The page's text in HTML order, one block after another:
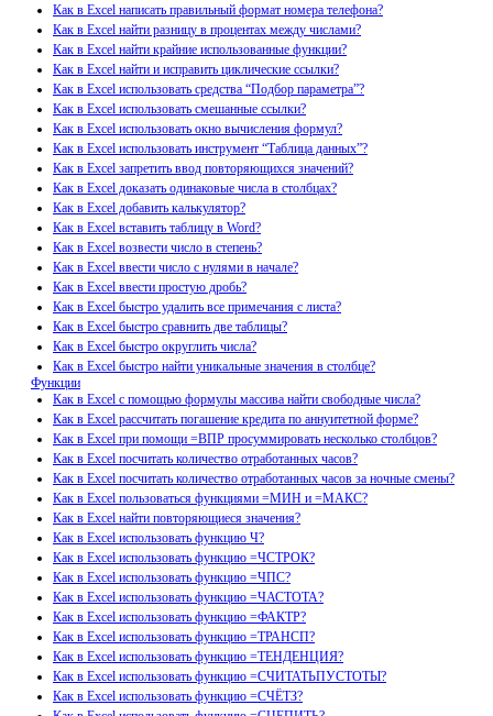
Как в Excel написать правильный формат номера телефона?
Как в Excel найти разницу в процентах между числами?
Как в Excel найти крайние использованные функции?
Как в Excel найти и исправить циклические ссылки?
Как в Excel использовать средства “Подбор параметра”?
Как в Excel использовать смешанные ссылки?
Как в Excel использовать окно вычисления формул?
Как в Excel использовать инструмент “Таблица данных”?
Как в Excel запретить ввод повторяющихся значений?
Как в Excel доказать одинаковые числа в столбцах?
Как в Excel добавить калькулятор?
Как в Excel вставить таблицу в Word?
Как в Excel возвести число в степень?
Как в Excel ввести число с нулями в начале?
Как в Excel ввести простую дробь?
Как в Excel быстро удалить все примечания с листа?
Как в Excel быстро сравнить две таблицы?
Как в Excel быстро округлить числа?
Как в Excel быстро найти уникальные значения в столбце?
Функции
Как в Excel с помощью формулы массива найти свободные числа?
Как в Excel рассчитать погашение кредита по аннуитетной форме?
Как в Excel при помощи =ВПР просуммировать несколько столбцов?
Как в Excel посчитать количество отработанных часов?
Как в Excel посчитать количество отработанных часов за ночные смены?
Как в Excel пользоваться функциями =МИН и =МАКС?
Как в Excel найти повторяющиеся значения?
Как в Excel использовать функцию Ч?
Как в Excel использовать функцию =ЧСТРОК?
Как в Excel использовать функцию =ЧПС?
Как в Excel использовать функцию =ЧАСТОТА?
Как в Excel использовать функцию =ФАКТР?
Как в Excel использовать функцию =ТРАНСП?
Как в Excel использовать функцию =ТЕНДЕНЦИЯ?
Как в Excel использовать функцию =СЧИТАТЬПУСТОТЫ?
Как в Excel использовать функцию =СЧЁТЗ?